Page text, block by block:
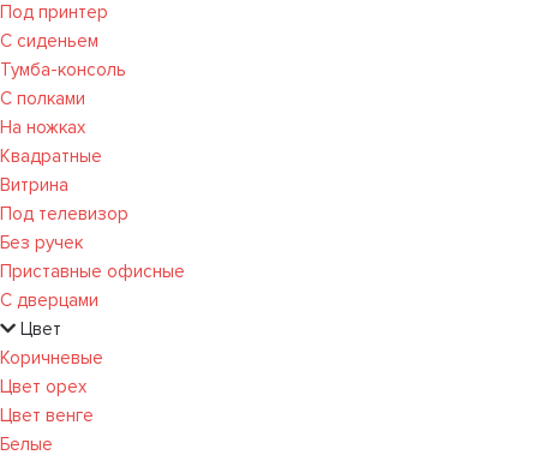
Под принтер
С сиденьем
Тумба-консоль
С полками
На ножках
Квадратные
Витрина
Под телевизор
Без ручек
Приставные офисные
С дверцами
Цвет
Коричневые
Цвет орех
Цвет венге
Белые